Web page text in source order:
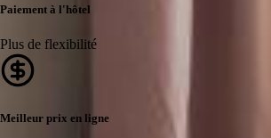
Paiement à l'hôtel
Plus de flexibilité
Meilleur prix en ligne